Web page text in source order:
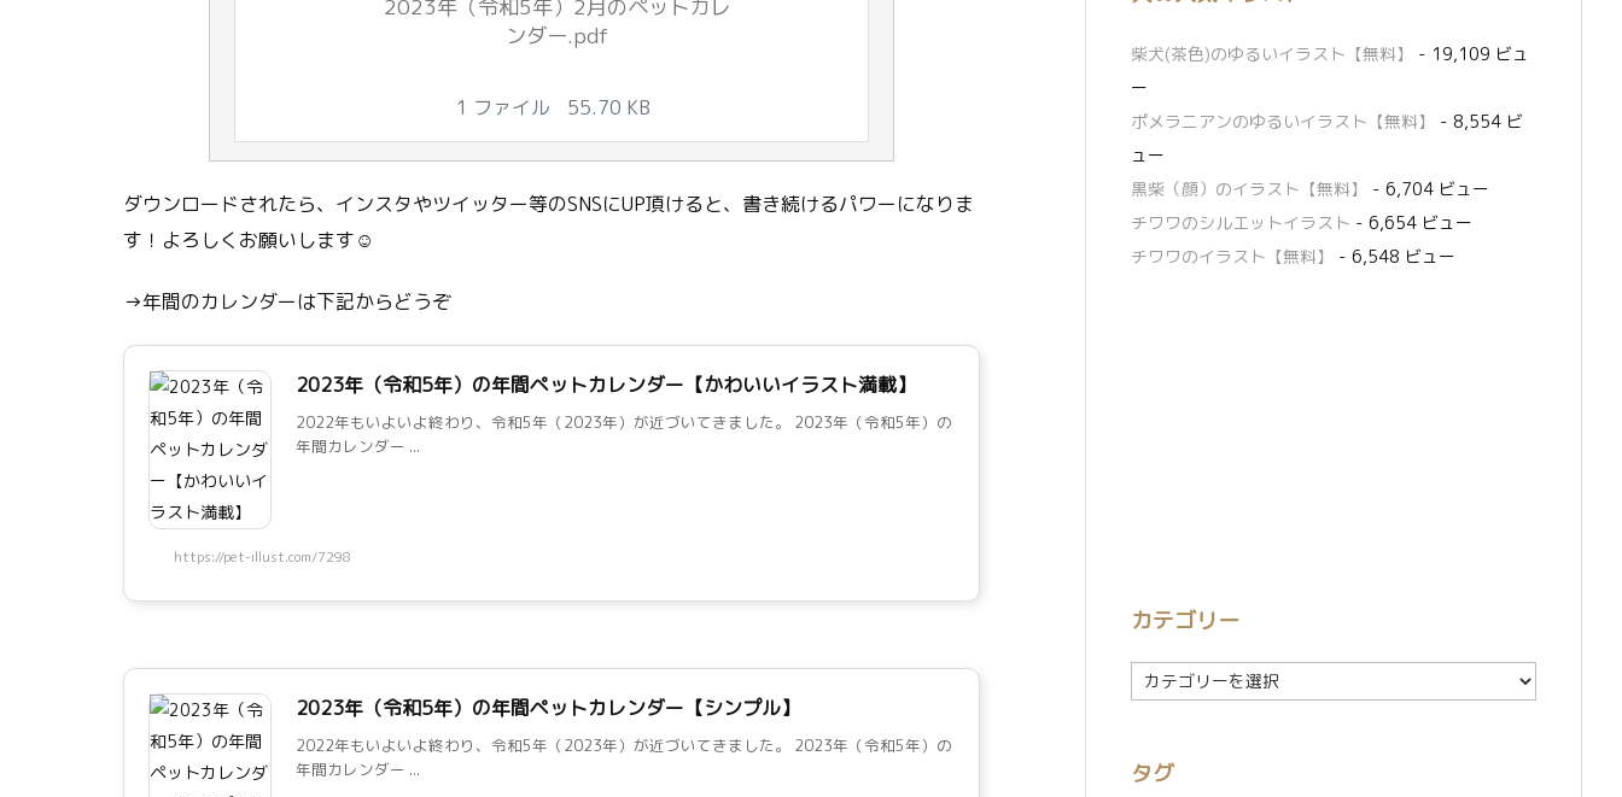
2023年（令和5年）2月のペットカレ
ンダー.pdf
1 ファイル 55.70 KB
ダウンロードされたら、インスタやツイッター等のSNSにUP頂けると、書き続けるパワーになりま
す！よろしくお願いします☺
→年間のカレンダーは下記からどうぞ
2023年（令和5年）の年間ペットカレンダー【かわいいイラスト満載】
2022年もいよいよ終わり、令和5年（2023年）が近づいてきました。 2023年（令和5年）の
年間カレンダー ...
https://pet-illust.com/7298
2023年（令和5年）の年間ペットカレンダー【シンプル】
2022年もいよいよ終わり、令和5年（2023年）が近づいてきました。 2023年（令和5年）の
年間カレンダー ...
柴犬(茶色)のゆるいイラスト【無料】
- 19,109 ビュ
ー
ポメラニアンのゆるいイラスト【無料】
- 8,554 ビ
ュー
黒柴（顔）のイラスト【無料】
- 6,704 ビュー
チワワのシルエットイラスト - 6,654 ビュー
チワワのイラスト【無料】
- 6,548 ビュー
カテゴリー
カ
テ
ー
タグ